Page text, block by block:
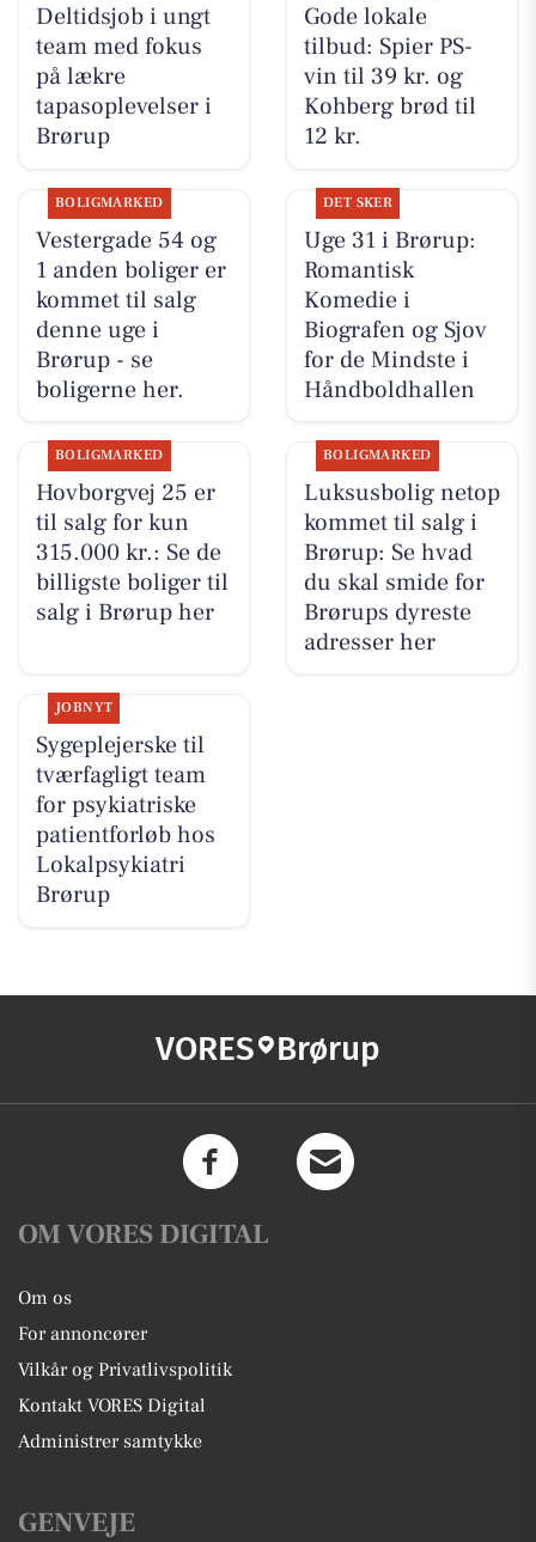
Deltidsjob i ungt
team med fokus
på lækre
tapasoplevelser i
Brørup
Gode lokale
tilbud: Spier PS-
vin til 39 kr. og
Kohberg brød til
12 kr.
BOLIGMARKED
Vestergade 54 og
1 anden boliger er
kommet til salg
denne uge i
Brørup - se
boligerne her.
DET SKER
Uge 31 i Brørup:
Romantisk
Komedie i
Biografen og Sjov
for de Mindste i
Håndboldhallen
BOLIGMARKED
Hovborgvej 25 er
til salg for kun
315.000 kr.: Se de
billigste boliger til
salg i Brørup her
BOLIGMARKED
Luksusbolig netop
kommet til salg i
Brørup: Se hvad
du skal smide for
Brørups dyreste
adresser her
JOBNYT
Sygeplejerske til
tværfagligt team
for psykiatriske
patientforløb hos
Lokalpsykiatri
Brørup
VORES Brørup
OM VORES DIGITAL
Om os
For annoncører
Vilkår og Privatlivspolitik
Kontakt VORES Digital
Administrer samtykke
GENVEJE